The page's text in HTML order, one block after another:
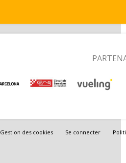
Gestion des cookies Se connecter